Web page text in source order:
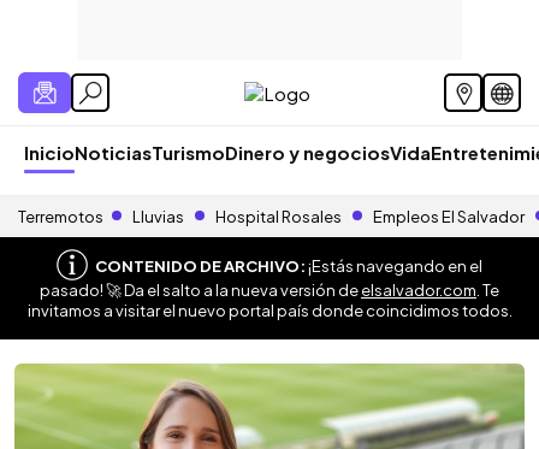
InicioNoticiasTurismoDinero y negociosVida
Terremotos Lluvias Hospital Rosales Empleos El Salvador
CONTENIDO DE ARCHIVO:¡Estás navegando en el
pasado! 🚀 Da el salto a la nueva versión deelsalvador.com . Te
invitamos a visitar el nuevo portal país donde coincidimos todos.